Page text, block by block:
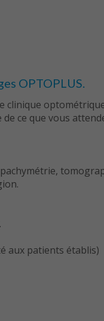
OPTOPLUS.
clinique
ce que vous
aux patients établis)